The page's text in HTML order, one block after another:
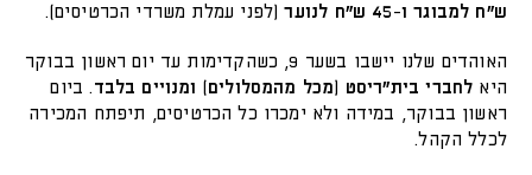
ש"ח למבוגר ו-45 ש"ח לנוער
(לפני עמלת משרדי הכרטיסים).
האוהדים שלנו יישבו בשער 9, כשהקדימות עד יום ראשון בבוקר
היא לחברי בית"ריסט (מכל מהמסלולים) ומנויים בלבד. ביום
ראשון בבוקר, במידה ולא ימכרו כל הכרטיסים, תיפתח המכירה
לכלל הקהל.